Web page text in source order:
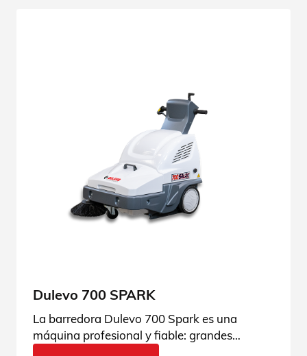
Dulevo 700 SPARK
La barredora Dulevo 700 Spark es una
máquina profesional y fiable: grandes